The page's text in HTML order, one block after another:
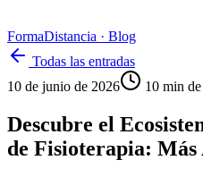
FormaDistancia · Blog
Todas las entradas
10 de junio de 2026
10 min
Descubre el
de Fisioterapia: